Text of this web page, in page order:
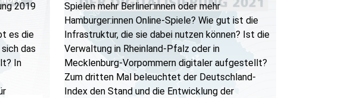
2019
es die
das
In
Spielen mehr Berliner:innen oder mehr
Hamburger:innen Online-Spiele? Wie gut ist die
Infrastruktur, die sie dabei nutzen können? Ist die
Verwaltung in Rheinland-Pfalz oder in
Mecklenburg-Vorpommern digitaler aufgestellt?
Zum dritten Mal beleuchtet der Deutschland-
Index den Stand und die Entwicklung der